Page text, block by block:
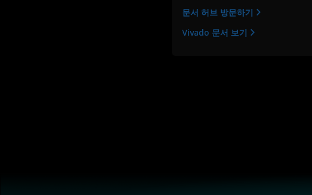
문서 허브 방문하기
Vivado 문서 보기